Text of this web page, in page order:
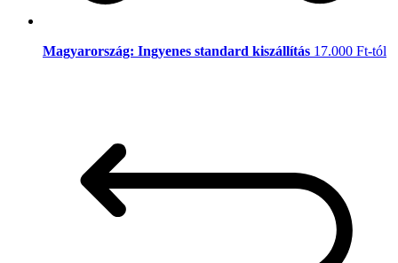
Magyarország: Ingyenes standard kiszállítás 17.000 Ft-tól